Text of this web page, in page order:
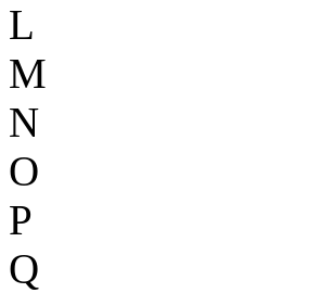
L
M
N
O
P
Q